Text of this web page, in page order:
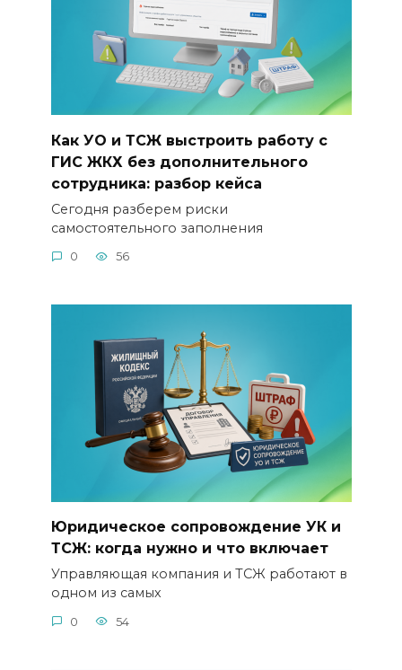
Как УО и ТСЖ выстроить работу с
ГИС ЖКХ без дополнительного
сотрудника: разбор кейса
Сегодня разберем риски
самостоятельного заполнения
0 56
Юридическое сопровождение УК и
ТСЖ: когда нужно и что включает
Управляющая компания и ТСЖ работают в
одном из самых
0 54